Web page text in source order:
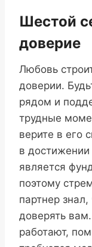
Шестой
доверие
Любовь
доверии.
рядом и
трудные
верите в его
в
является
поэтому
партнер
доверять
работают,